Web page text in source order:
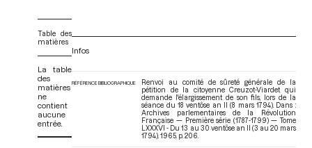
Table des
matières
La table
des
matières
ne
contient
aucune
entrée.
Infos
RÉFÉRENCE BIBLIOGRAPHIQUE
Renvoi au comité de sûreté générale de la
pétition de la citoyenne Creuzot-Viardet qui
demande l'élargissement de son fils, lors de la
séance du 18 ventôse an II (8 mars 1794). Dans :
Archives parlementaires de la Révolution
Française — Première série (1787-1799) — Tome
LXXXVI - Du 13 au 30 ventôse an II (3 au 20 mars
1794) . 1965. p. 206.